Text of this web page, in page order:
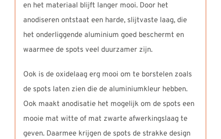
en het materiaal blijft langer mooi. Door het
anodiseren ontstaat een harde, slijtvaste laag, die
het onderliggende aluminium goed beschermt en
waarmee de spots veel duurzamer zijn.
Ook is de oxidelaag erg mooi om te borstelen zoals
de spots laten zien die de aluminiumkleur hebben.
Ook maakt anodisatie het mogelijk om de spots een
mooie mat witte of mat zwarte afwerkingslaag te
geven. Daarmee krijgen de spots de strakke design